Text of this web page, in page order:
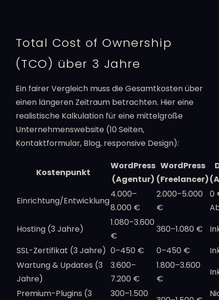
Total Cost of Ownership
(TCO) über 3 Jahre
Ein fairer Vergleich muss die Gesamtkosten über
einen längeren Zeitraum betrachten. Hier eine
realistische Kalkulation für eine mittelgroße
Unternehmenswebsite (10 Seiten,
Kontaktformular, Blog, responsive Design):
Kostenpunkt
WordPress
(Agentur)
WordPress
(Freelancer)
Einrichtung/Entwicklung
4.000–
8.000 €
2.000–5.000
€
0
Hosting (3 Jahre)
1.080–3.600
€
360–1.080 €
SSL-Zertifikat (3 Jahre) 0–450 € 0–450 €
Wartung & Updates (3
Jahre)
3.600–
7.200 €
1.800–3.600
€
Premium-Plugins (3
300–1.500